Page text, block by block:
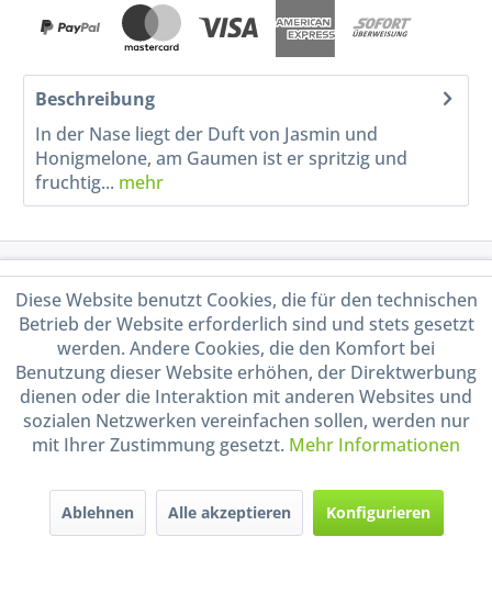
Beschreibung
In der Nase liegt der Duft von Jasmin und
Honigmelone, am Gaumen ist er spritzig und
fruchtig... mehr
Shop Service
Informationen
Handel mit BIO-Weinen
durch DE-ÖKO-009
Diese Website benutzt Cookies, die für den technischen
Betrieb der Website erforderlich sind und stets gesetzt
werden. Andere Cookies, die den Komfort bei
Benutzung dieser Website erhöhen, der Direktwerbung
dienen oder die Interaktion mit anderen Websites und
sozialen Netzwerken vereinfachen sollen, werden nur
mit Ihrer Zustimmung gesetzt. Mehr Informationen
Ablehnen Alle akzeptieren Konfigurieren